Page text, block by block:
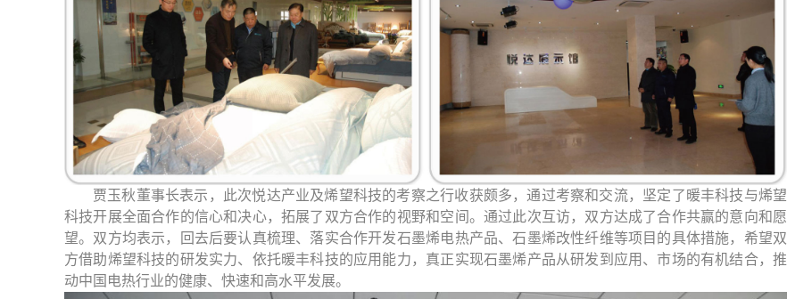
贾玉秋董事长表示，此次悦达产业及烯望科技的考察之行收获颇多，通过考察和交流，坚定了暖丰科技与烯望
科技开展全面合作的信心和决心，拓展了双方合作的视野和空间。通过此次互访，双方达成了合作共赢的意向和愿
望。双方均表示，回去后要认真梳理、落实合作开发石墨烯电热产品、石墨烯改性纤维等项目 的具体措施，希望双
方借助烯望科技的研发实力、依托暖丰科技的应用能力，真正实现石墨烯产品从研发到应用、市场的有机结合，推
动中国电热行业的健康、快速和高水平发展。